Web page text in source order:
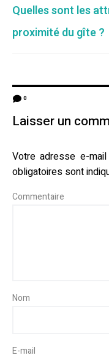
Quelles sont les
proximité du gîte ?
0
Laisser un
Votre adresse e-
obligatoires sont
E-